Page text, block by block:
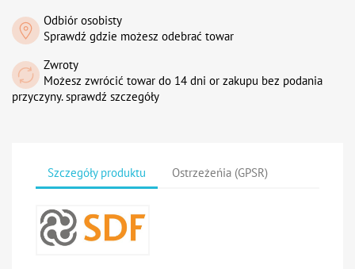
Odbiór osobisty
Sprawdź gdzie możesz odebrać towar
Zwroty
Możesz zwrócić towar do 14 dni or zakupu bez podania
przyczyny. sprawdź szczegóły
Szczegóły produktu Ostrzeżeńia (GPSR)